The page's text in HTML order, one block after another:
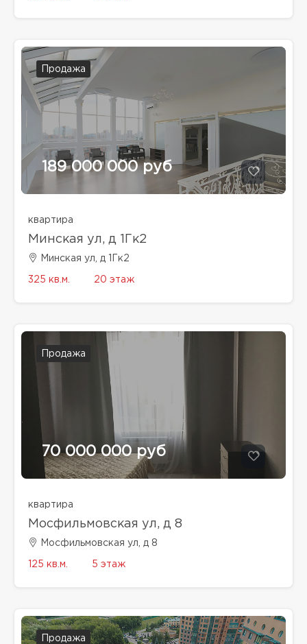
Продажа
189 000 000 руб
квартира
Минская ул, д 1Гк2
Минская ул, д 1Гк2
325 кв.м. 20 этаж
Продажа
70 000 000 руб
квартира
Мосфильмовская ул, д 8
Мосфильмовская ул, д 8
125 кв.м. 5 этаж
Продажа